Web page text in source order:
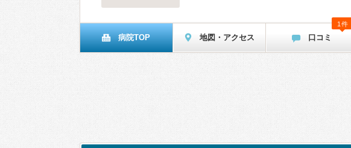
病院TOP 地図・アクセス 口コミ
1件